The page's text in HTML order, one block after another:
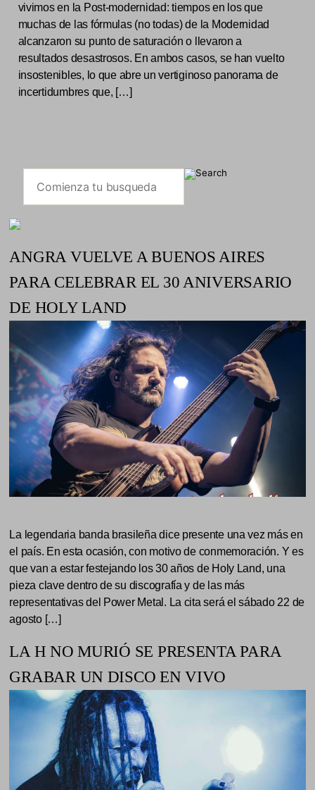
vivimos en la Post-modernidad: tiempos en los que
muchas de las fórmulas (no todas) de la Modernidad
alcanzaron su punto de saturación o llevaron a
resultados desastrosos. En ambos casos, se han vuelto
insostenibles, lo que abre un vertiginoso panorama de
incertidumbres que, […]
ANGRA VUELVE A BUENOS AIRES
PARA CELEBRAR EL 30 ANIVERSARIO
DE HOLY LAND
La legendaria banda brasileña dice presente una vez más en
el país. En esta ocasión, con motivo de conmemoración. Y es
que van a estar festejando los 30 años de Holy Land, una
pieza clave dentro de su discografía y de las más
representativas del Power Metal. La cita será el sábado 22 de
agosto […]
LA H NO MURIÓ SE PRESENTA PARA
GRABAR UN DISCO EN VIVO